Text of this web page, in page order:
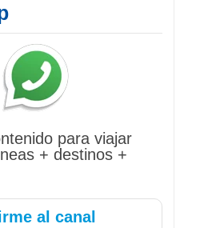
para viajar
+ destinos +
al canal